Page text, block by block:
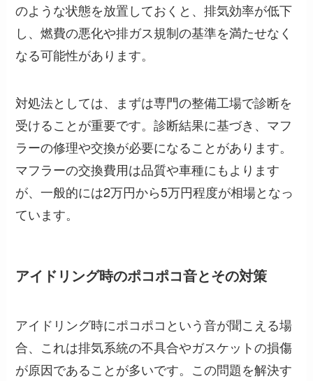
のような状態を放置しておくと、排気効率が低下
し、燃費の悪化や排ガス規制の基準を満たせなく
なる可能性があります。
対処法としては、まずは専門の整備工場で診断を
受けることが重要です。診断結果に基づき、マフ
ラーの修理や交換が必要になることがあります。
マフラーの交換費用は品質や車種にもよります
が、一般的には2万円から5万円程度が相場となっ
ています。
アイドリング時のポコポコ音とその対策
アイドリング時にポコポコという音が聞こえる場
合、これは排気系統の不具合やガスケットの損傷
が原因であることが多いです。この問題を解決す